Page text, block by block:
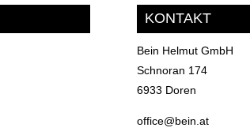
KONTAKT
Bein Helmut GmbH
Schnoran 174
6933 Doren
office@bein.at